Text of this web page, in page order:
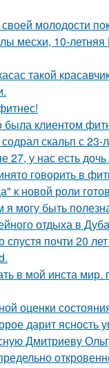
молодости
месхи, 10-
такой
была клиентом
скальп с 23-
27, у нас есть
говорить в
к новой роли
могу быть
отдыха в
спустя почти 20
в мой инста
оценки
дарит ясность
Дмитриеву